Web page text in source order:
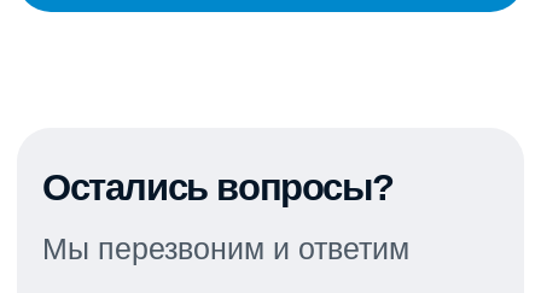
Президент Ассоциации
+7 903 599-56-85